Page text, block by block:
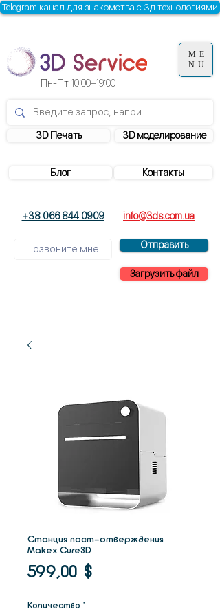
3D моделирование
Контакты
3D Печать
+38 066 844 0909 info@3ds.com.ua
Отправить
Загрузить файл
Блог
Пн-Пт10:00–19:00
Telegram канал для знакомства с 3д технологиями
ME
NU
Станция пост-отверждения
Makex Cure3D
599,00 $Цена
Количество *